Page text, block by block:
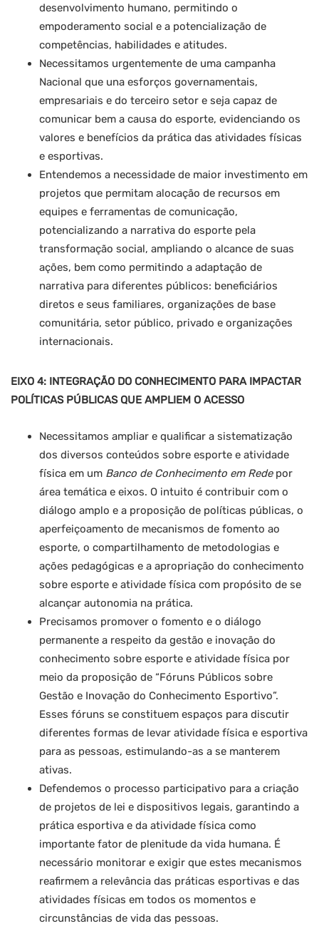
desenvolvimento humano, permitindo o
empoderamento social e a potencialização de
competências, habilidades e atitudes.
Necessitamos urgentemente de uma campanha
Nacional que una esforços governamentais,
empresariais e do terceiro setor e seja capaz de
comunicar bem a causa do esporte, evidenciando os
valores e benefícios da prática das atividades físicas
e esportivas.
Entendemos a necessidade de maior investimento em
projetos que permitam alocação de recursos em
equipes e ferramentas de comunicação,
potencializando a narrativa do esporte pela
transformação social, ampliando o alcance de suas
ações, bem como permitindo a adaptação de
narrativa para diferentes públicos: beneficiários
diretos e seus familiares, organizações de base
comunitária, setor público, privado e organizações
internacionais.
EIXO 4: INTEGRAÇÃO DO CONHECIMENTO PARA IMPACTAR
POLÍTICAS PÚBLICAS QUE AMPLIEM O ACESSO
Necessitamos ampliar e qualificar a sistematização
dos diversos conteúdos sobre esporte e atividade
física em um Banco de Conhecimento em Redepor
área temática e eixos. O intuito é contribuir com o
diálogo amplo e a proposição de políticas públicas, o
aperfeiçoamento de mecanismos de fomento ao
esporte, o compartilhamento de metodologias e
ações pedagógicas e a apropriação do conhecimento
sobre esporte e atividade física com propósito de se
alcançar autonomia na prática.
Precisamos promover o fomento e o diálogo
permanente a respeito da gestão e inovação do
conhecimento sobre esporte e atividade física por
meio da proposição de “Fóruns Públicos sobre
Gestão e Inovação do Conhecimento Esportivo”.
Esses fóruns se constituem espaços para discutir
diferentes formas de levar atividade física e esportiva
para as pessoas, estimulando-as a se manterem
ativas.
Defendemos o processo participativo para a criação
de projetos de lei e dispositivos legais, garantindo a
prática esportiva e da atividade física como
importante fator de plenitude da vida humana. É
necessário monitorar e exigir que estes mecanismos
reafirmem a relevância das práticas esportivas e das
atividades físicas em todos os momentos e
circunstâncias de vida das pessoas.